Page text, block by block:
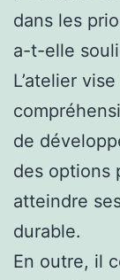
dans les
a-t-elle
L’atelier
de
des options
atteindre
durable.
En outre, il